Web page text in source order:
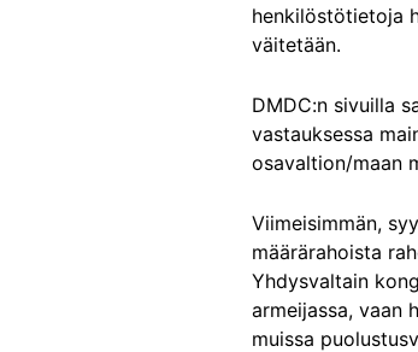
henkilöstötietoja
väitetään.
DMDC:n sivuilla
vastauksessa
osavaltion/maan
Viimeisimmän,
määrärahoista
Yhdysvaltain
armeijassa, vaan
muissa